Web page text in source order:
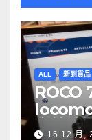
ALL 新到貨品
ROCO
音效噴
16 12 月,